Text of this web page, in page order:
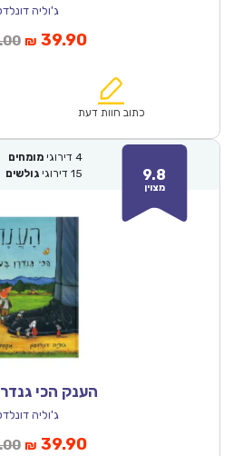
ג'וליה
המחיר
₪57.00.
₪ 39.90המחיר
הוא:
כתוב חוות דעת
9.8
מצוין
4 דירוגי מומחים
15 דירוגי גולשים
הענק הכי
ג'וליה
המחיר
₪ 39.90המחיר